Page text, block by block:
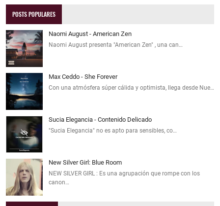
POSTS POPULARES
Naomi August - American Zen
Naomi August presenta "American Zen" , una can…
Max Ceddo - She Forever
Con una atmósfera súper cálida y optimista, llega desde Nue…
Sucia Elegancia - Contenido Delicado
"Sucia Elegancia" no es apto para sensibles, co…
New Silver Girl: Blue Room
NEW SILVER GIRL : Es una agrupación que rompe con los
canon…